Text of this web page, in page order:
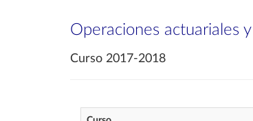
Operaciones actuariales
Curso 2017-2018